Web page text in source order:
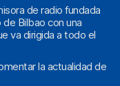
de radio fundada
Bilbao con una
va dirigida a todo el
la actualidad de